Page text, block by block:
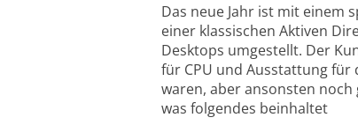
Das neue Jahr ist mit einem
einer klassischen Aktiven
Desktops umgestellt. Der
für CPU und Ausstattung für
waren, aber ansonsten
was folgendes beinhaltet